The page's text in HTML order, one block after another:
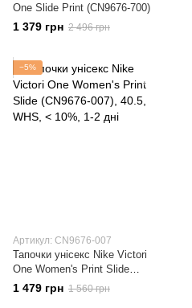
One Slide Print (CN9676-700)
1 379 грн 2 496 грн
−5%
Артикул: CN9676-007
Тапочки унісекс Nike Victori
One Women's Print Slide
(CN9676-007)
1 479 грн 1 560 грн